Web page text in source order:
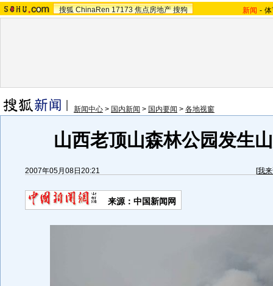
搜狐 ChinaRen 17173 焦点房地产 搜狗 新闻 -
新闻中心 > 国内新闻 > 国内要闻 > 各地视窗
山西老顶山森林公园发生
2007年05月08日20:21 [我
来源：中国新闻网